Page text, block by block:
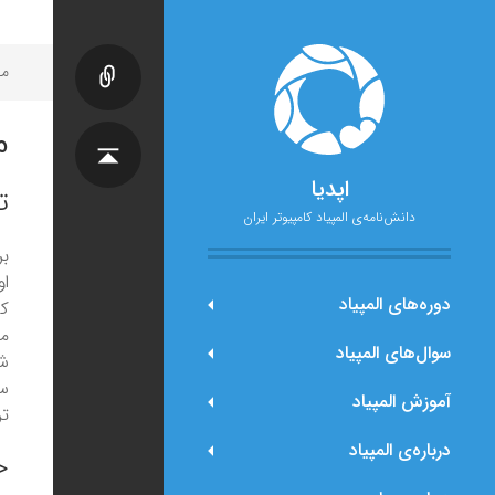
اپدیا
دانش‌نامه‌ی المپیاد کامپیوتر ایران
دوره‌های المپیاد
سوال‌های المپیاد
آموزش المپیاد
درباره‌ی المپیاد